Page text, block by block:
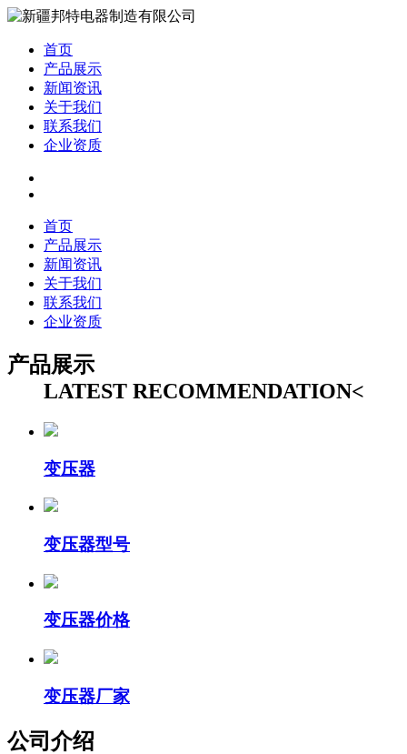
首页
产品展示
新闻资讯
关于我们
联系我们
企业资质
首页
产品展示
新闻资讯
关于我们
联系我们
企业资质
产品展示
LATEST RECOMMENDATION<
变压器
变压器型号
变压器价格
变压器厂家
公司介绍